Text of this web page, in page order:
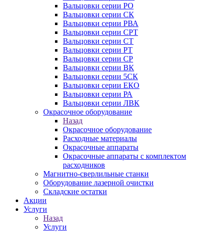
Вальцовки серии РО
Вальцовки серии СК
Вальцовки серии РВА
Вальцовки серии СРТ
Вальцовки серии СТ
Вальцовки серии РТ
Вальцовки серии СР
Вальцовки серии ВК
Вальцовки серии 5СК
Вальцовки серии ЕКО
Вальцовки серии РА
Вальцовки серии ЛВК
Окрасочное оборудование
Назад
Окрасочное оборудование
Расходные материалы
Окрасочные аппараты
Окрасочные аппараты с комплектом
расходников
Магнитно-сверлильные станки
Оборудование лазерной очистки
Складские остатки
Акции
Услуги
Назад
Услуги